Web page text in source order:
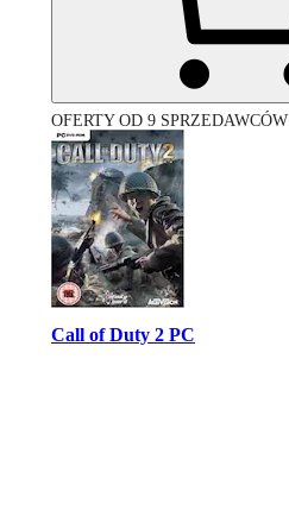
OFERTY OD 9 SPRZEDAWCÓW
Call of Duty 2 PC